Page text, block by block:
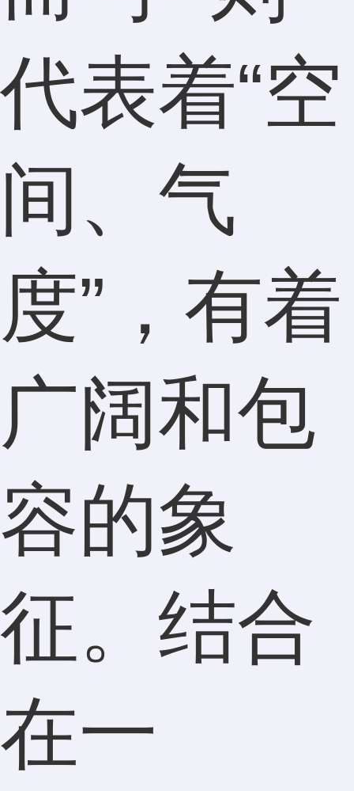
代表着“空
间、气
度”，有着
广阔和包
容的象
征。结合
在一